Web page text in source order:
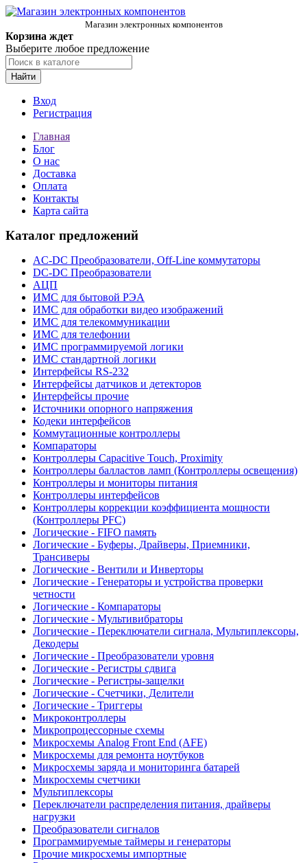
Магазин электронных компонентов
Корзина ждет
Выберите любое предложение
Найти
Вход
Регистрация
Главная
Блог
О нас
Доставка
Оплата
Контакты
Карта сайта
Каталог предложений
AC-DC Преобразователи, Off-Line коммутаторы
DC-DC Преобразователи
АЦП
ИМС для бытовой РЭА
ИМС для обработки видео изображений
ИМС для телекоммуникации
ИМС для телефонии
ИМС программируемой логики
ИМС стандартной логики
Интерфейсы RS-232
Интерфейсы датчиков и детекторов
Интерфейсы прочие
Источники опорного напряжения
Кодеки интерфейсов
Коммутационные контроллеры
Компараторы
Контроллеры Capacitive Touch, Proximity
Контроллеры балластов ламп (Контроллеры освещения)
Контроллеры и мониторы питания
Контроллеры интерфейсов
Контроллеры коррекции коэффициента мощности
(Контроллеры PFC)
Логические - FIFO память
Логические - Буферы, Драйверы, Приемники,
Трансиверы
Логические - Вентили и Инверторы
Логические - Генераторы и устройства проверки
четности
Логические - Компараторы
Логические - Мультивибраторы
Логические - Переключатели сигнала, Мультиплексоры,
Декодеры
Логические - Преобразователи уровня
Логические - Регистры сдвига
Логические - Регистры-защелки
Логические - Счетчики, Делители
Логические - Триггеры
Микроконтроллеры
Микропроцессорные схемы
Микросхемы Analog Front End (AFE)
Микросхемы для ремонта ноутбуков
Микросхемы заряда и мониторинга батарей
Микросхемы счетчики
Мультиплексоры
Переключатели распределения питания, драйверы
нагрузки
Преобразователи сигналов
Программируемые таймеры и генераторы
Прочие микросхемы импортные